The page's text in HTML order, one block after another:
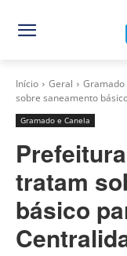
Início Geral Gramado
sobre saneamento
Gramado e Canela
tratam
básico